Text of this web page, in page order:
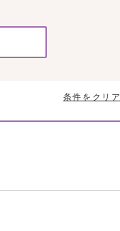
条件をクリア